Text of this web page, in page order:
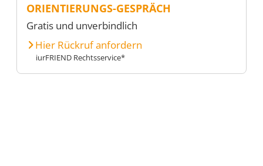
ORIENTIERUNGS-GESPRÄCH
Gratis und unverbindlich
Hier Rückruf anfordern
iurFRIEND Rechtsservice*